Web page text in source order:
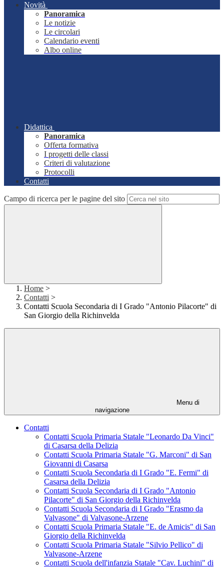
Novità
Panoramica
Le notizie
Le circolari
Calendario eventi
Albo online
Didattica
Panoramica
Offerta formativa
I progetti delle classi
Criteri di valutazione
Protocolli
Contatti
Campo di ricerca per le pagine del sito
Home >
Contatti >
Contatti Scuola Secondaria di I Grado "Antonio Pilacorte" di
San Giorgio della Richinvelda
Menu di
navigazione
Contatti
Contatti Scuola Primaria Statale "Leonardo Da Vinci"
di Casarsa della Delizia
Contatti Scuola Primaria Statale "G. Marconi" di San
Giovanni di Casarsa
Contatti Scuola Secondaria di I Grado "E. Fermi" di
Casarsa della Delizia
Contatti Scuola Secondaria di I Grado "Antonio
Pilacorte" di San Giorgio della Richinvelda
Contatti Scuola Secondaria di I Grado "Erasmo da
Valvasone" di Valvasone-Arzene
Contatti Scuola Primaria Statale "E. de Amicis" di San
Giorgio della Richinvelda
Contatti Scuola Primaria Statale "Silvio Pellico" di
Valvasone-Arzene
Contatti Scuola dell'infanzia Statale "Cav. Luchini" di